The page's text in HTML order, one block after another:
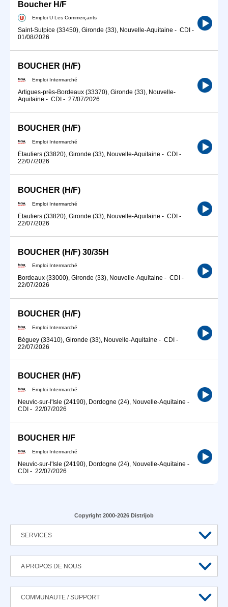
Boucher H/F
Emploi U Les Commerçants
Saint-Sulpice (33450), Gironde (33), Nouvelle-Aquitaine - CDI -
01/08/2026
BOUCHER (H/F)
Emploi Intermarché
Artigues-près-Bordeaux (33370), Gironde (33), Nouvelle-
Aquitaine - CDI - 27/07/2026
BOUCHER (H/F)
Emploi Intermarché
Étauliers (33820), Gironde (33), Nouvelle-Aquitaine - CDI -
22/07/2026
BOUCHER (H/F)
Emploi Intermarché
Étauliers (33820), Gironde (33), Nouvelle-Aquitaine - CDI -
22/07/2026
BOUCHER (H/F) 30/35H
Emploi Intermarché
Bordeaux (33000), Gironde (33), Nouvelle-Aquitaine - CDI -
22/07/2026
BOUCHER (H/F)
Emploi Intermarché
Béguey (33410), Gironde (33), Nouvelle-Aquitaine - CDI -
22/07/2026
BOUCHER (H/F)
Emploi Intermarché
Neuvic-sur-l'Isle (24190), Dordogne (24), Nouvelle-Aquitaine -
CDI - 22/07/2026
BOUCHER H/F
Emploi Intermarché
Neuvic-sur-l'Isle (24190), Dordogne (24), Nouvelle-Aquitaine -
CDI - 22/07/2026
Copyright 2000-2026 Distrijob
SERVICES
A PROPOS DE NOUS
COMMUNAUTE / SUPPORT